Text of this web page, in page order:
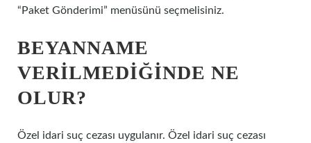
“Paket Gönderimi” menüsünü seçmelisiniz.
BEYANNAME
VERILMEDIĞINDE NE
OLUR?
Özel idari suç cezası uygulanır. Özel idari suç cezası